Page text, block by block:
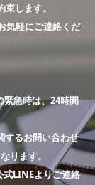
します。
気軽にご連絡くだ
急時は、24時間
するお問い合わせ
ります。
LINEよりご連絡